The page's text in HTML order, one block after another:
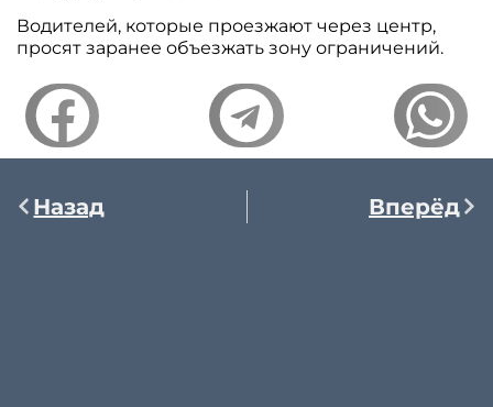
Водителей, которые проезжают через центр,
просят заранее объезжать зону ограничений.
Назад Вперёд